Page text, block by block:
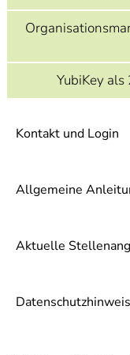
YubiKey
Kontakt und Login
Allgemeine
Aktuelle